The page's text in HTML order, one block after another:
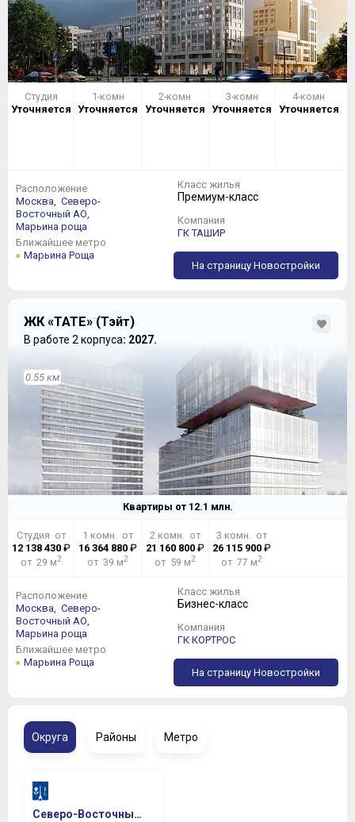
Студия
Уточняется
1-комн
Уточняется
2-комн
Уточняется
3-комн
Уточняется
4-комн
Уточняется
Расположение
Москва, Северо-
Восточный АО,
Марьина роща
Ближайшее метро
Марьина Роща
Класс жилья
Премиум-класс
Компания
ГК ТАШИР
На страницу Новостройки
ЖК «TATE» (Тэйт)
В работе 2 корпуса: 2027.
0.55 км
Квартиры от 12.1 млн.
Студия от
12 138 430₽
от 29 м2
1 комн. от
16 364 880 ₽
от 39 м2
2 комн. от
21 160 800₽
от 59 м2
3 комн. от
26 115 900 ₽
от 77 м2
Расположение
Москва, Северо-
Восточный АО,
Марьина роща
Ближайшее метро
Марьина Роща
Класс жилья
Бизнес-класс
Компания
ГК КОРТРОС
На страницу Новостройки
Округа Районы Метро
Северо-Восточный АО